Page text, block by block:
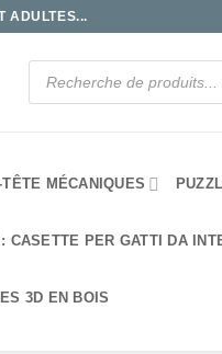
ADULTES...
Recherche
MÉCANIQUES
CASETTE PER GATTI DA
3D EN BOIS